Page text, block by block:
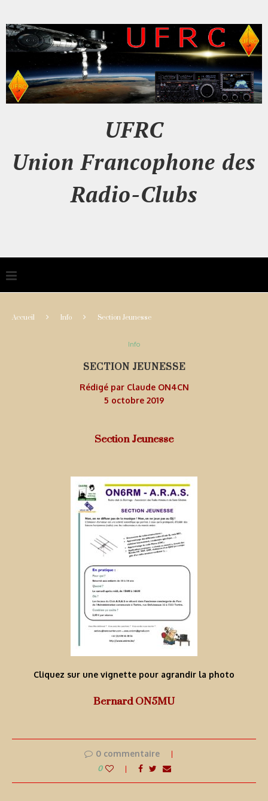
UFRC
Union Francophone des
Radio-Clubs
Accueil Info Section Jeunesse
Info
SECTION JEUNESSE
Rédigé par Claude ON4CN
5 octobre 2019
Section Jeunesse
Cliquez sur une vignette pour agrandir la photo
Bernard ON5MU
0 commentaire
0